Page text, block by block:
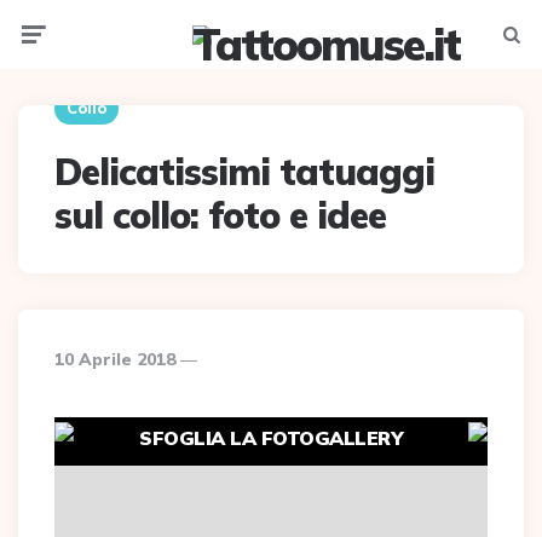
Collo
Delicatissimi tatuaggi
sul collo: foto e idee
10 Aprile 2018
SFOGLIA LA FOTOGALLERY